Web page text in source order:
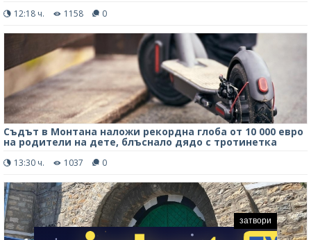
12:18 ч. 1158 0
Съдът в Монтана наложи рекордна глоба от 10 000 евро
на родители на дете, блъснало дядо с тротинетка
13:30 ч. 1037 0
затвори